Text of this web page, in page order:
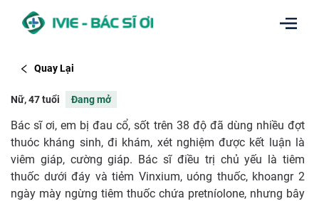
Quay Lại
Nữ, 47 tuổi Đang mở
Bác sĩ ơi, em bị đau cổ, sốt trên 38 độ đã dùng nhiều đợt
thuóc kháng sinh, đi khám, xét nghiệm được kết luận là
viêm giáp, cường giáp. Bác sĩ điều trị chủ yếu là tiêm
thuốc dưới đáy và tiẻm Vinxium, uóng thuốc, khoangr 2
ngày mày ngừng tiêm thuốc chứa pretníolone, nhưng bây